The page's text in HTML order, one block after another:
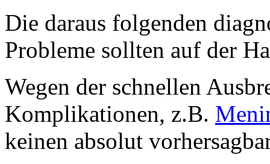
Die daraus folgenden
Probleme sollten auf der
Wegen der schnellen
Komplikationen, z.B.
keinen absolut